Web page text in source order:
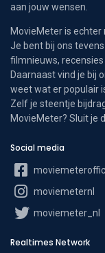
aan jouw wensen.
MovieMeter is echter
Je bent bij ons
filmnieuws,
Daarnaast vind je bij
weet wat er populair
Zelf je steentje
MovieMeter? Sluit je
Social media
moviemeternl
moviemeter_nl
Realtimes Network